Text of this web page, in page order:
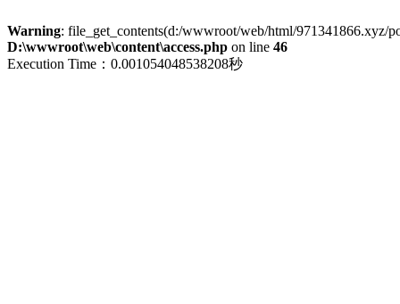
Warning: file_get_contents(d:/wwwroot/web/html/971341866.xyz/
D:\wwwroot\web\content\access.php on line 46
Execution Time：0.001054048538208秒